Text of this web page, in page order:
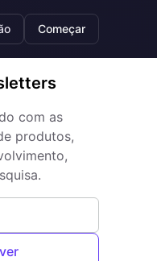
Começar
com as
produtos,